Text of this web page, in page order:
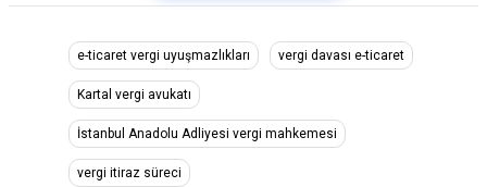
e-ticaret vergi uyuşmazlıkları vergi davası e-ticaret
Kartal vergi avukatı
İstanbul Anadolu Adliyesi vergi mahkemesi
vergi itiraz süreci